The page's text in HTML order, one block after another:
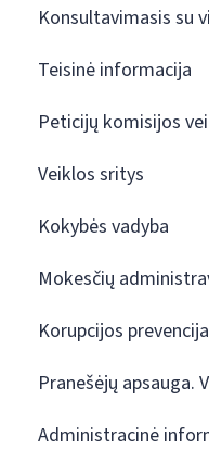
Konsultavimasis su
Teisinė informacija
Peticijų komisijos
Veiklos sritys
Kokybės vadyba
Mokesčių
Korupcijos prevencija
Pranešėjų apsauga.
Administracinė